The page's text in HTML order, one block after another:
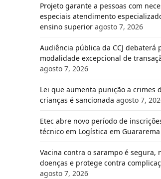
Projeto garante a pessoas com
especiais atendimento
ensino superior agosto 7, 2026
Audiência pública da CCJ debaterá
modalidade excepcional de
agosto 7, 2026
Lei que aumenta punição a crimes
crianças é sancionada agosto 7,
Etec abre novo período de
técnico em Logística em Guararema
Vacina contra o sarampo é segura,
doenças e protege contra
agosto 7, 2026